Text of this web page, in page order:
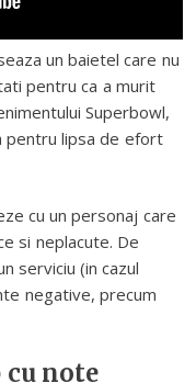
un baietel care nu
pentru ca a murit
Superbowl,
pentru lipsa de efort
cu un personaj care
si neplacute. De
serviciu (in cazul
negative, precum
cu note